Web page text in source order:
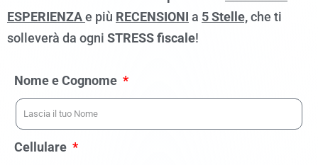
ESPERIENZAe più RECENSIONI a 5 Stelle,che ti
solleverà da ogni STRESS fiscale!
Nome e Cognome
Cellulare